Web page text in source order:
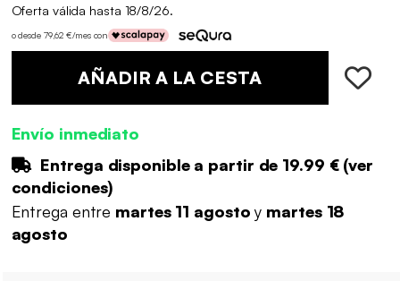
Oferta válida hasta 18/8/26.
o desde 79,62 €/mes con
AÑADIR A LA CESTA
Envío inmediato
Entrega disponible a partir de 19.99 €(ver
condiciones)
Entrega entre martes 11 agostoy martes 18
agosto